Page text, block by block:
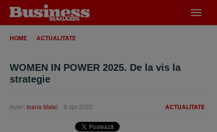
meniu
HOME ACTUALITATE
WOMEN IN POWER 2025. De la vis la
strategie
ACTUALITATE
Autor: Ioana Matei 8 apr 2025